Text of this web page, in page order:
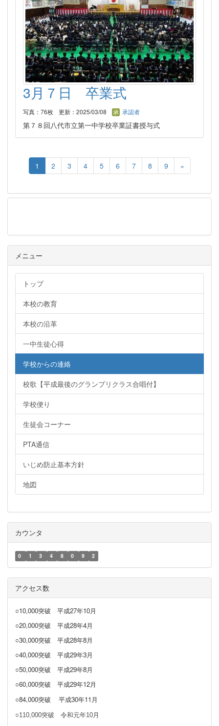
3月７日 卒業式
写真：76枚 更新：2025/03/08 承認者
第７８回八代市立第一中学校卒業証書授与式
1 2 3 4 5 6 7 8 9 »
メニュー
トップ
本校の教育
本校の沿革
一中生徒心得
学校からの連絡
校歌【平成最後のグランプリクラス合唱付】
学校便り
生徒会コーナー
PTA通信
いじめ防止基本方針
地図
カウンタ
0 1 3 4 8 0 9 2
アクセス数
○10,000突破 平成27年10月
○20,000突破 平成28年4月
○30,000突破 平成28年8月
○40,000突破 平成29年3月
○50,000突破 平成29年8月
○60,000突破 平成29年12月
○84,000突破
平成30年11月
○110,000突破 令和元年10月